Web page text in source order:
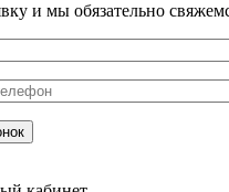
и мы обязательно